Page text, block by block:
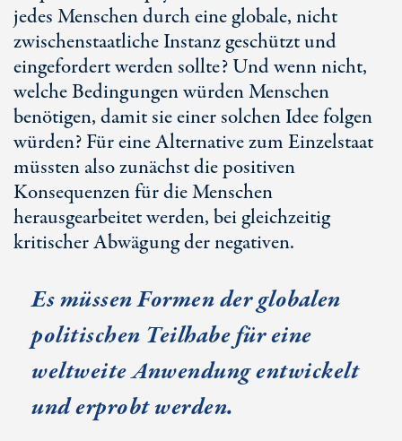
jedes Menschen durch eine globale, nicht
zwischenstaatliche Instanz geschützt und
eingefordert werden sollte? Und wenn nicht,
welche Bedingungen würden Menschen
benötigen, damit sie einer solchen Idee folgen
würden? Für eine Alternative zum Einzelstaat
müssten also zunächst die positiven
Konsequenzen für die Menschen
herausgearbeitet werden, bei gleichzeitig
kritischer Abwägung der negativen.
Es müssen Formen der globalen
politischen Teilhabe für eine
weltweite Anwendung entwickelt
und erprobt werden.